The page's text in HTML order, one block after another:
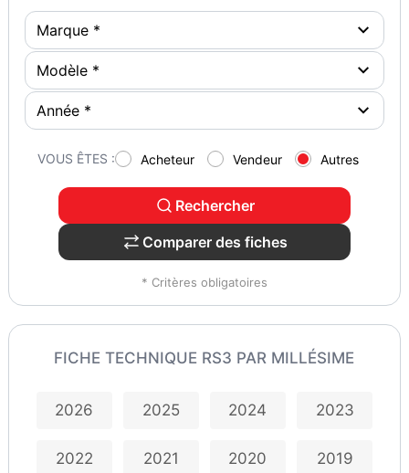
VOUS ÊTES : Acheteur Vendeur Autres
Rechercher
Comparer des fiches
* Critères obligatoires
FICHE TECHNIQUE RS3 PAR MILLÉSIME
2026 2025 2024 2023
2022 2021 2020 2019